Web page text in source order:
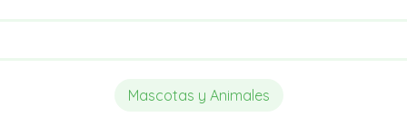
Mascotas y Animales